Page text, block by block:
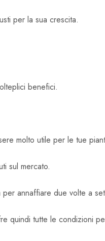
per la sua crescita.
benefici.
molto utile per le tue
sul mercato.
annaffiare due volte a
quindi tutte le condizioni